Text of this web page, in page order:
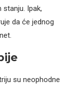
Ipak,
da će jednog
su neophodne